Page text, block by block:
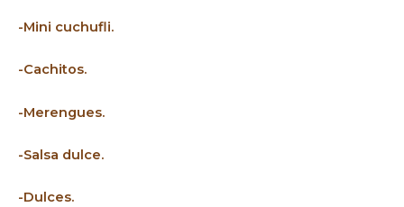
-Mini cuchufli.
-Cachitos.
-Merengues.
-Salsa dulce.
-Dulces.